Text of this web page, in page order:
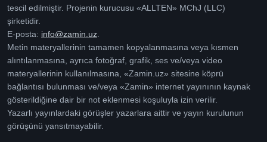
tescil edilmiştir. Projenin kurucusu «ALLTEN» MChJ (LLC)
şirketidir.
E-posta: info@zamin.uz
Metin materyallerinin tamamen kopyalanmasına veya kısmen
alıntılanmasına, ayrıca fotoğraf, grafik, ses ve/veya video
materyallerinin kullanılmasına, «Zamin.uz» sitesine köprü
bağlantısı bulunması ve/veya «Zamin» internet yayınının kaynak
gösterildiğine dair bir not eklenmesi koşuluyla izin verilir.
Yazarlı yayınlardaki görüşler yazarlara aittir ve yayın kurulunun
görüşünü yansıtmayabilir.